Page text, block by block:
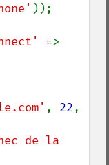
));
, 22
de la